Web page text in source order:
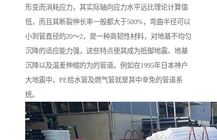
形变而消耗应力，其实际轴向应力水平远比理论计算值
低，而且其断裂伸长率一般都大于500%，弯曲半径可以
小到管直径的20～2，是一种高韧性材料，对地基不均匀
沉降的适应能力强，这些特点使其成为抵御地震、地基
沉降以及温差伸缩的为的管道。例如在1995年日本神户
大地震中，PE给水管及燃气管就是其中幸免的管道系
统。